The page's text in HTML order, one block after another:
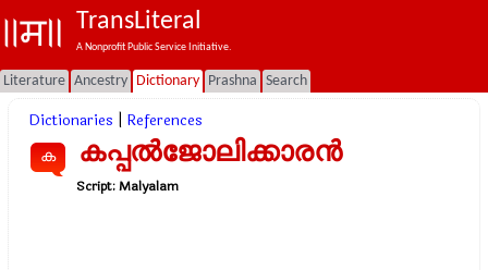
TransLiteral
A Nonprofit Public Service Initiative.
Literature Ancestry Dictionary Prashna Search
Dictionaries References
ക കപ്പൽജോലിക്കാരൻ
Script:Malyalam